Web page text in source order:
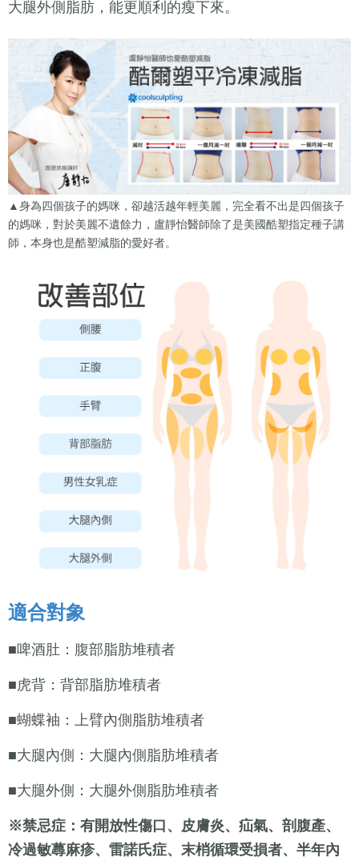
大腿外側脂肪，能更順利的瘦下來。
▲身為四個孩子的媽咪，卻越活越年輕美麗，完全看不出是四個孩子
的媽咪，對於美麗不遺餘力，盧靜怡醫師除了是美國酷塑指定種子講
師，本身也是酷塑減脂的愛好者。
適合對象
■啤酒肚：腹部脂肪堆積者
■虎背：背部脂肪堆積者
■蝴蝶袖：上臂內側脂肪堆積者
■大腿內側：大腿內側脂肪堆積者
■大腿外側：大腿外側脂肪堆積者
※禁忌症：有開放性傷口、皮膚炎、疝氣、剖腹產、
冷過敏蕁麻疹、雷諾氏症、末梢循環受損者、半年內